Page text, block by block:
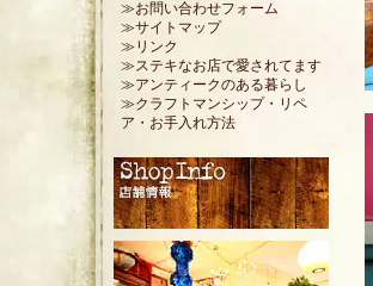
≫お問い合わせフォーム
≫サイトマップ
≫リンク
≫ステキなお店で愛されてます
≫アンティークのある暮らし
≫クラフトマンシップ・リペ
ア・お手入れ方法